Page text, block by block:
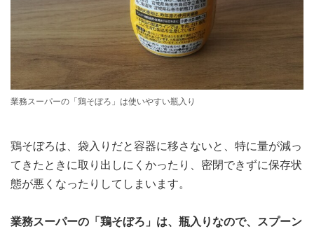
業務スーパーの「鶏そぼろ」は使いやすい瓶入り
鶏そぼろは、袋入りだと容器に移さないと、特に量が減っ
てきたときに取り出しにくかったり、密閉できずに保存状
態が悪くなったりしてしまいます。
業務スーパーの「鶏そぼろ」は、瓶入りなので、スプーン